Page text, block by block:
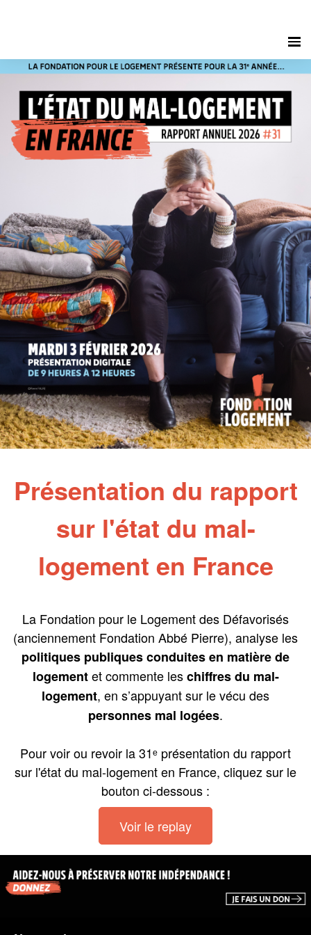
Présentation du rapport
sur l'état du mal-
logement en France
La Fondation pour le Logement des Défavorisés
(anciennement Fondation Abbé Pierre), analyse les
politiques publiques conduites en matière de
logementet commente leschiffres du mal-
logement, en s’appuyant sur le vécu des
personnes mal logées.
Pour voir ou revoir la 31ᵉ présentation du rapport
sur l'état du mal-logement en France, cliquez sur le
bouton ci-dessous :
Voir le replay